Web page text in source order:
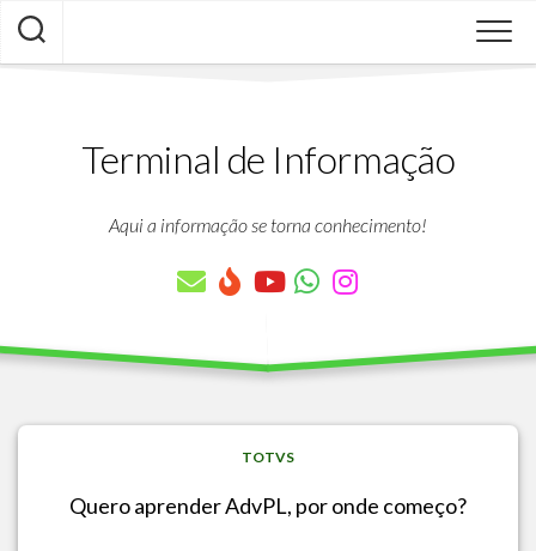
Skip
content
Terminal de Informação
Aqui a informação se torna conhecimento!
TOTVS
Quero aprender AdvPL, por onde começo?